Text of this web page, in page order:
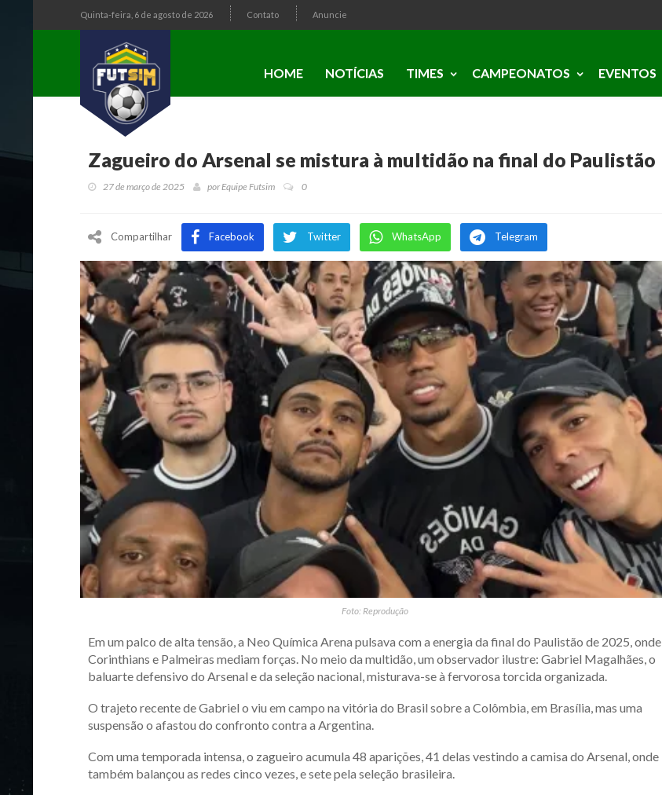
Quinta-feira, 6 de agosto de 2026 Contato Anuncie
HOME NOTÍCIAS TIMES CAMPEONATOS EVENTOS
Zagueiro do Arsenal se mistura à multidão na final do Paulistão
27 de março de 2025 porEquipe Futsim 0
Compartilhar Facebook Twitter WhatsApp Telegram
Foto: Reprodução
Em um palco de alta tensão, a Neo Química Arena pulsava com a energia da final do Paulistão de 2025, onde
Corinthians e Palmeiras mediam forças. No meio da multidão, um observador ilustre: Gabriel Magalhães, o
baluarte defensivo do Arsenal e da seleção nacional, misturava-se à fervorosa torcida organizada.
O trajeto recente de Gabriel o viu em campo na vitória do Brasil sobre a Colômbia, em Brasília, mas uma
suspensão o afastou do confronto contra a Argentina.
Com uma temporada intensa, o zagueiro acumula 48 aparições, 41 delas vestindo a camisa do Arsenal, onde
também balançou as redes cinco vezes, e sete pela seleção brasileira.